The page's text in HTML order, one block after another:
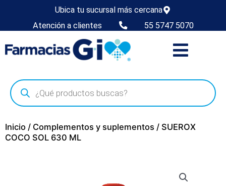
Ubica tu sucursal más cercana
Atención a clientes
55 5747 5070
Inicio / Complementos y suplementos / SUEROX
COCO SOL 630 ML